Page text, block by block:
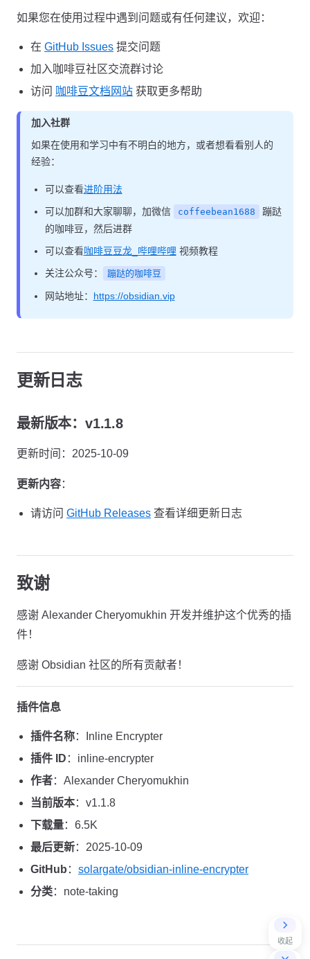
收起
如果您在使用过程中遇到问题或有任何建议，欢迎：
在 GitHub Issues 提交问题
加入咖啡豆社区交流群讨论
访问 咖啡豆文档网站 获取更多帮助
加入社群
如果在使用和学习中有不明白的地方，或者想看看别人的
经验：
可以查看进阶用法
可以加群和大家聊聊，加微信
coffeebean1688
蹦跶
的咖啡豆，然后进群
可以查看咖啡豆豆龙_哔哩哔哩 视频教程
关注公众号：
蹦跶的咖啡豆
网站地址： https://obsidian.vip
更新日志
最新版本：v1.1.8
更新时间：2025-10-09
更新内容：
请访问 GitHub Releases 查看详细更新日志
致谢
感谢 Alexander Cheryomukhin 开发并维护这个优秀的插
件！
感谢 Obsidian 社区的所有贡献者！
插件信息
插件名称：Inline Encrypter
插件 ID ：inline-encrypter
作者：Alexander Cheryomukhin
当前版本：v1.1.8
下载量：6.5K
最后更新：2025-10-09
GitHub ： solargate/obsidian-inline-encrypter
分类：note-taking